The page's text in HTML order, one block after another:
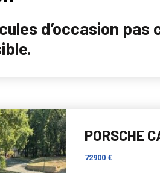
d’occasion
PORSCHE
72900 €